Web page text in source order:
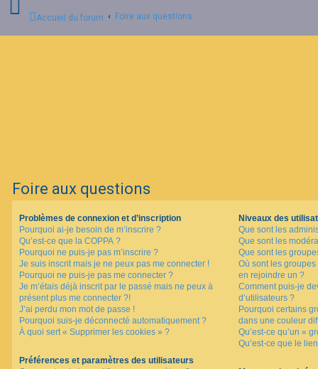
I
Accueil du forum Foire aux questions
Foire aux questions
Problèmes de connexion et d’inscription
Pourquoi ai-je besoin de m’inscrire ?
Qu’est-ce que la COPPA ?
Pourquoi ne puis-je pas m’inscrire ?
Je suis inscrit mais je ne peux pas me connecter !
Pourquoi ne puis-je pas me connecter ?
Je m’étais déjà inscrit par le passé mais ne peux à
présent plus me connecter ?!
J’ai perdu mon mot de passe !
Pourquoi suis-je déconnecté automatiquement ?
À quoi sert « Supprimer les cookies » ?
Préférences et paramètres des utilisateurs
Niveaux des
Que sont les
Que sont les
Que sont les
Où sont les
en rejoindre un ?
Comment puis-je
d’utilisateurs ?
Pourquoi certains
dans une couleur
Qu’est-ce qu’un «
Qu’est-ce que le